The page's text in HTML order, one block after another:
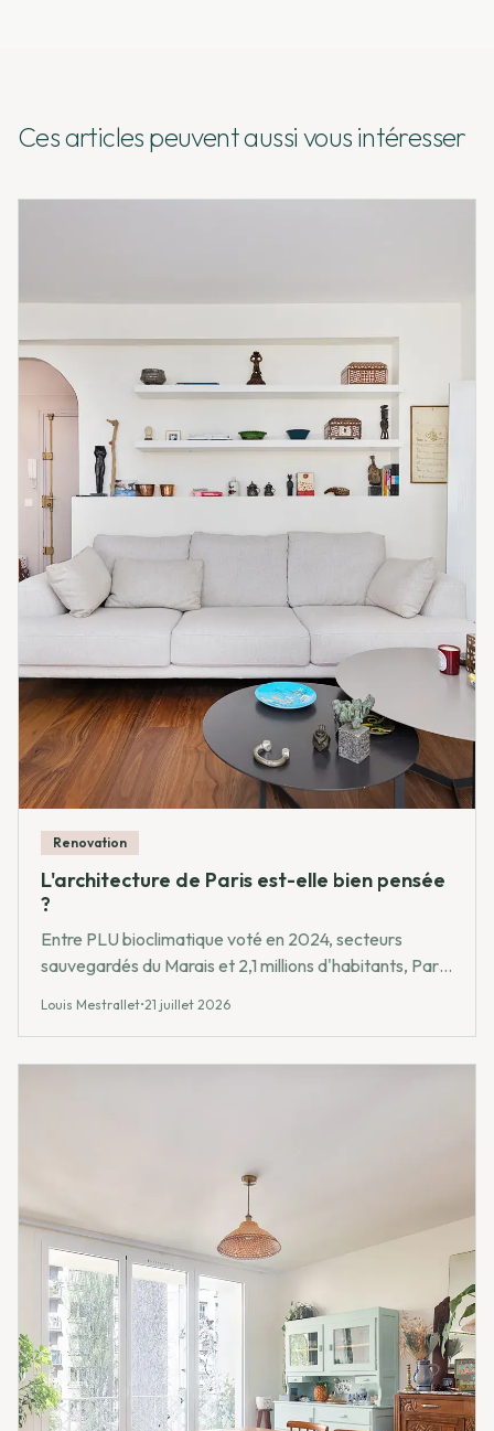
Ces articles peuvent aussi vous intéresser
Renovation
L'architecture de Paris est-elle bien pensée
?
Entre PLU bioclimatique voté en 2024, secteurs
sauvegardés du Marais et 2,1 millions d'habitants, Paris
cohérence urbaine.
Louis Mestrallet•21 juillet 2026